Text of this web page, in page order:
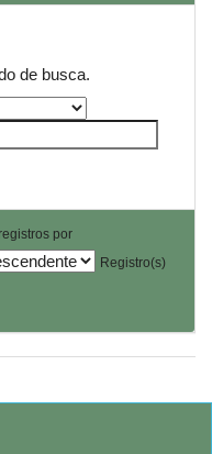
de busca.
por
Registro(s)